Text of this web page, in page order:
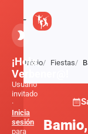
Atrás
Inicio Fiestas
¡Hola,
Verbener@!
Usuario
invitado
·
Inicia
sesión
para